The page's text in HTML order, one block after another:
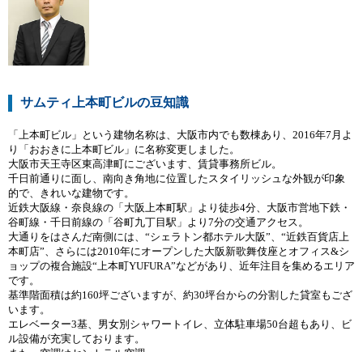
サムティ上本町ビルの豆知識
「上本町ビル」という建物名称は、大阪市内でも数棟あり、2016年7月よ
り「おおきに上本町ビル」に名称変更しました。
大阪市天王寺区東高津町にございます、賃貸事務所ビル。
千日前通りに面し、南向き角地に位置したスタイリッシュな外観が印象
的で、きれいな建物です。
近鉄大阪線・奈良線の「大阪上本町駅」より徒歩4分、大阪市営地下鉄・
谷町線・千日前線の「谷町九丁目駅」より7分の交通アクセス。
大通りをはさんだ南側には、“シェラトン都ホテル大阪”、“近鉄百貨店上
本町店”、さらには2010年にオープンした大阪新歌舞伎座とオフィス&シ
ョップの複合施設“上本町YUFURA”などがあり、近年注目を集めるエリア
です。
基準階面積は約160坪ございますが、約30坪台からの分割した貸室もござ
います。
エレベーター3基、男女別シャワートイレ、立体駐車場50台超もあり、ビ
ル設備が充実しております。